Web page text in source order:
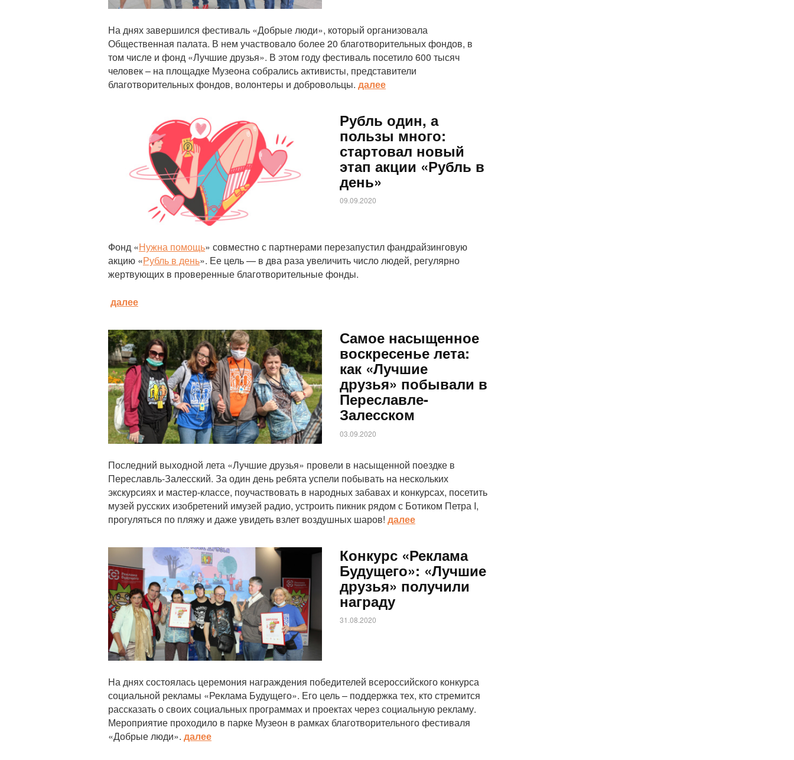
На днях завершился фестиваль «Добрые люди», который организовала
Общественная палата. В нем участвовало более 20 благотворительных фондов, в
том числе и фонд «Лучшие друзья». В этом году фестиваль посетило 600 тысяч
человек – на площадке Музеона собрались активисты, представители
благотворительных фондов, волонтеры и добровольцы. далее
Рубль один, а
пользы много:
стартовал новый
этап акции «Рубль в
день»
09.09.2020
Фонд «Нужна помощь» совместно с партнерами перезапустил фандрайзинговую
акцию «Рубль в день». Ее цель — в два раза увеличить число людей, регулярно
жертвующих в проверенные благотворительные фонды.
далее
Статья Самое насыщенное
воскресенье лета:
как «Лучшие
друзья» побывали в
Переславле-
Залесском
03.09.2020
Последний выходной лета «Лучшие друзья» провели в насыщенной поездке в
Переславль-Залесский. За один день ребята успели побывать на нескольких
экскурсиях и мастер-классе, поучаствовать в народных забавах и конкурсах, посетить
музей русских изобретений имузей радио, устроить пикник рядом с Ботиком Петра I,
прогуляться по пляжу и даже увидеть взлет воздушных шаров! далее
Конкурс «Реклама
Будущего»: «Лучшие
друзья» получили
награду
31.08.2020
На днях состоялась церемония награждения победителей всероссийского конкурса
социальной рекламы «Реклама Будущего». Его цель – поддержка тех, кто стремится
рассказать о своих социальных программах и проектах через социальную рекламу.
Мероприятие проходило в парке Музеон в рамках благотворительного фестиваля
«Добрые люди». далее